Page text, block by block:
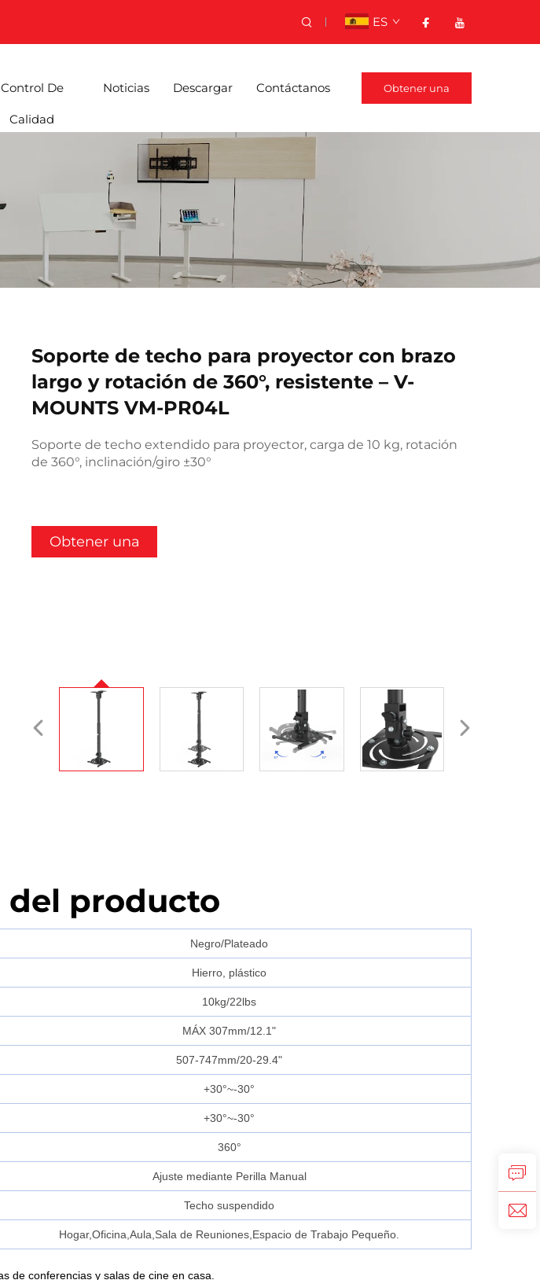
ES
Control De
Calidad
Noticias Descargar Contáctanos Obtener una
Soporte de techo para proyector con brazo
largo y rotación de 360°, resistente – V-
MOUNTS VM-PR04L
Soporte de techo extendido para proyector, carga de 10 kg, rotación
de 360°, inclinación/giro ±30°
Obtener una
del producto
Negro/Plateado
Hierro, plástico
10kg/22lbs
MÁX 307mm/12.1"
507-747mm/20-29.4"
+30°~-30°
+30°~-30°
360°
Ajuste mediante Perilla Manual
Techo suspendido
Hogar,Oficina,Aula,Sala de Reuniones,Espacio de Trabajo Pequeño.
de conferencias y salas de cine en casa.